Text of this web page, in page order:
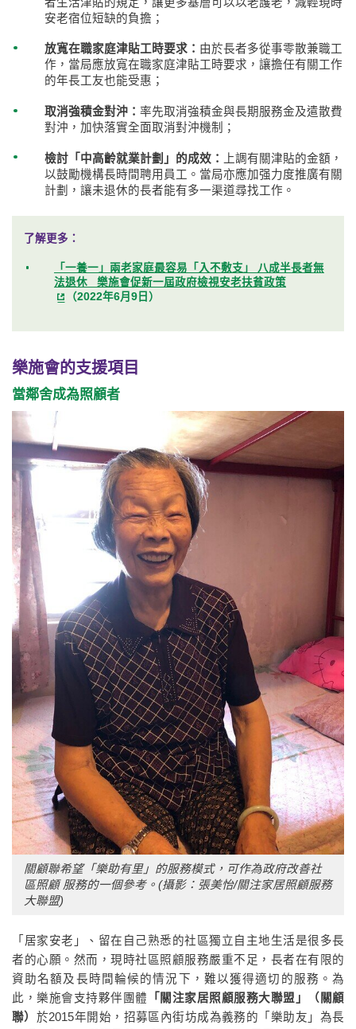
安老宿位短缺的負擔；
放寬在職家庭津貼工時要求： 由於長者多從事零散兼職工
作，當局應放寬在職家庭津貼工時要求，讓擔任有關工作
的年長工友也能受惠；
取消強積金對沖： 率先取消強積金與長期服務金及遣散費
對沖，加快落實全面取消對沖機制；
檢討「中高齡就業計劃」的成效：
上調有關津貼的金額，
以鼓勵機構長時間聘用員工。當局亦應加强力度推廣有關
計劃，讓未退休的長者能有多一渠道尋找工作。
了解更多：
「一養一」兩老家庭最容易「入不敷支」 八成半長者無
法退休 樂施會促新一屆政府檢視安老扶貧政策
（2022年6月9日）
樂施會的支援項目
當鄰舍成為照顧者
關顧聯希望「樂助有里」的服務模式，可作為政府改善社
區照顧服務的一個參考。(攝影：張美怡/關注家居照顧服務
大聯盟)
「居家安老」、留在自己熟悉的社區獨立自主地生活是很多長
者的心願。然而，現時社區照顧服務嚴重不足，長者在有限的
資助名額及長時間輪候的情況下，難以獲得適切的服務。為
此，樂施會支持夥伴團體 「關注家居照顧服務大聯盟」（關顧
聯） 於2015年開始，招募區內街坊成為義務的「樂助友」為長